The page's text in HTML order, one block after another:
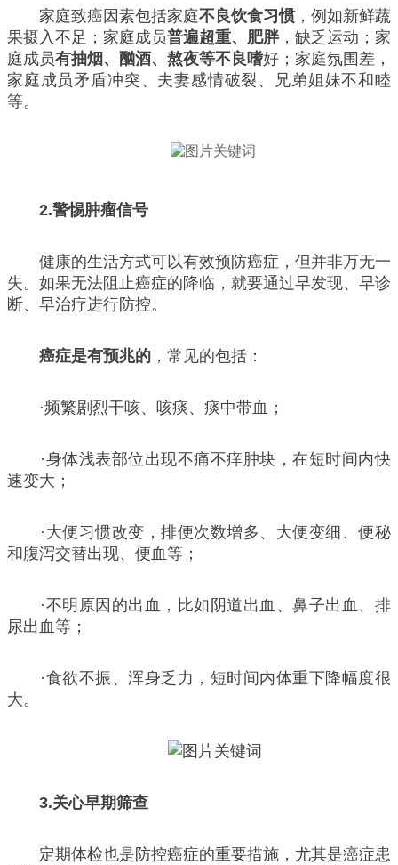
家庭致癌因素包括家庭不良饮食习惯，例如新鲜蔬
果摄入不足；家庭成员普遍超重、肥胖，缺乏运动；家
庭成员有抽烟、酗酒、熬夜等不良嗜好；家庭氛围差，
家庭成员矛盾冲突、夫妻感情破裂、兄弟姐妹不和睦
等。
2.警惕肿瘤信号
健康的生活方式可以有效预防癌症，但并非万无一
失。如果无法阻止癌症的降临，就要通过早发现、早诊
断、早治疗进行防控。
癌症是有预兆的 ，常见的包括：
·频繁剧烈干咳、咳痰、痰中带血；
·身体浅表部位出现不痛不痒肿块，在短时间内快
速变大；
·大便习惯改变，排便次数增多、大便变细、便秘
和腹泻交替出现、便血等；
·不明原因的出血，比如阴道出血、鼻子出血、排
尿出血等；
·食欲不振、浑身乏力，短时间内体重下降幅度很
大。
3.关心早期筛查
定期体检也是防控癌症的重要措施，尤其是癌症患